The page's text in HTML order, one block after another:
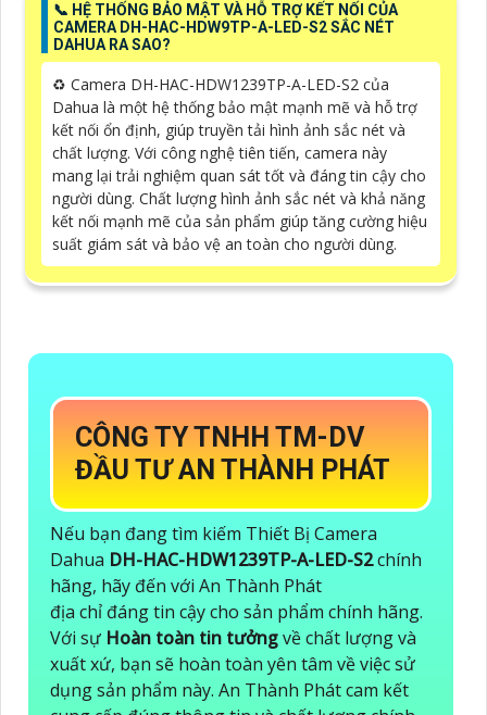
📞 HỆ THỐNG BẢO MẬT VÀ HỖ TRỢ KẾT NỐI CỦA
CAMERA DH-HAC-HDW9TP-A-LED-S2 SẮC NÉT
DAHUA RA SAO?
♻️ Camera DH-HAC-HDW1239TP-A-LED-S2 của
Dahua là một hệ thống bảo mật mạnh mẽ và hỗ trợ
kết nối ổn định, giúp truyền tải hình ảnh sắc nét và
chất lượng. Với công nghệ tiên tiến, camera này
mang lại trải nghiệm quan sát tốt và đáng tin cậy cho
người dùng. Chất lượng hình ảnh sắc nét và khả năng
kết nối mạnh mẽ của sản phẩm giúp tăng cường hiệu
suất giám sát và bảo vệ an toàn cho người dùng.
CÔNG TY TNHH TM-DV
ĐẦU TƯ AN THÀNH PHÁT
Nếu bạn đang tìm kiếm Thiết Bị Camera
Dahua DH-HAC-HDW1239TP-A-LED-S2chính
hãng, hãy đến với An Thành Phát
địa chỉ đáng tin cậy cho sản phẩm chính hãng.
Với sự Hoàn toàn tin tưởngvề chất lượng và
xuất xứ, bạn sẽ hoàn toàn yên tâm về việc sử
dụng sản phẩm này. An Thành Phát cam kết